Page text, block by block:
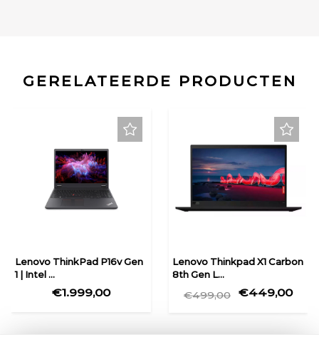
GERELATEERDE PRODUCTEN
Lenovo ThinkPad P16v Gen
1 | Intel ...
€1.999,00
Lenovo Thinkpad X1 Carbon
8th Gen L...
€499,00 €449,00